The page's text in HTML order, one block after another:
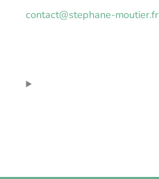
contact@stephane-moutier.fr